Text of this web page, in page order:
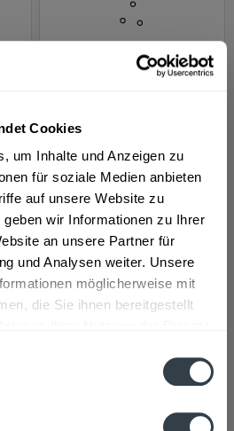
Cookies
um Inhalte und Anzeigen zu
für soziale Medien anbieten
auf unsere Website zu
wir Informationen zu Ihrer
an unsere Partner für
und Analysen weiter. Unsere
möglicherweise mit
die Sie ihnen bereitgestellt
Inhalt7.92 Liter
13,99 € * +3,42 € Pfand
Details